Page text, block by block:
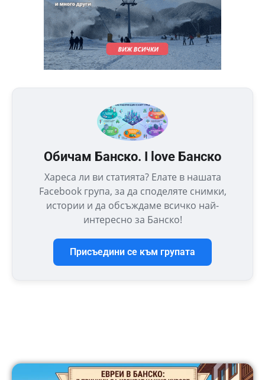
Обичам Банско. I love Банско
Хареса ли ви статията? Елате в нашата
Facebook група, за да споделяте снимки,
истории и да обсъждаме всичко най-
интересно за Банско!
Присъедини се към групата